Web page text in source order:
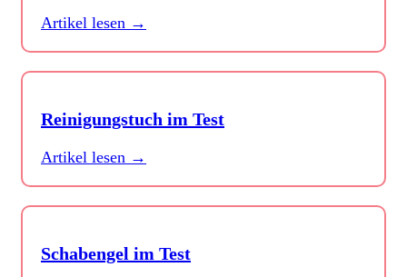
Artikel lesen →
Reinigungstuch im Test
Artikel lesen →
Schabengel im Test